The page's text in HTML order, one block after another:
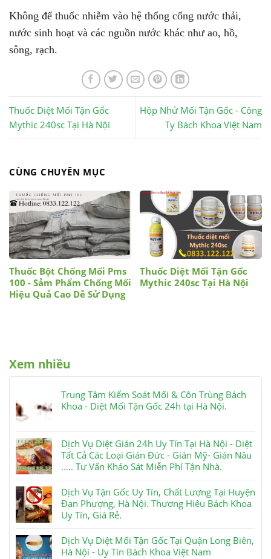
Không để thuốc nhiễm vào hệ thống cống nước thải,
nước sinh hoạt và các nguồn nước khác như ao, hồ,
sông, rạch.
Thuốc Diệt Mối Tận Gốc
Mythic 240sc Tại Hà Nội
Hộp Nhử Mối Tận Gốc - Công
Ty Bách Khoa Việt Nam
CÙNG CHUYÊN MỤC
Thuốc Bột Chống Mối Pms
100 - Sảm Phẩm Chống Mối
Hiệu Quả Cao Dễ Sử Dụng
Thuốc Diệt Mối Tận Gốc
Mythic 240sc Tại Hà Nội
Xem nhiều
Trung Tâm Kiểm Soát Mối & Côn Trùng Bách
Khoa - Diệt Mối Tận Gốc 24h tại Hà Nội.
Dịch Vụ Diệt Gián 24h Uy Tín Tại Hà Nội - Diệt
Tất Cả Các Loại Gián Đức - Gián Mỹ- Gián Nâu
..... Tư Vấn Khảo Sát Miễn Phí Tận Nhà.
Dịch Vụ Tận Gốc Uy Tín, Chất Lượng Tại Huyện
Đan Phượng, Hà Nội. Thương Hiêu Bách Khoa
Uy Tín, Giá Rẻ.
Dịch Vụ Diệt Mối Tận Gốc Tại Quận Long Biên,
Hà Nội - Uy Tín Bách Khoa Việt Nam